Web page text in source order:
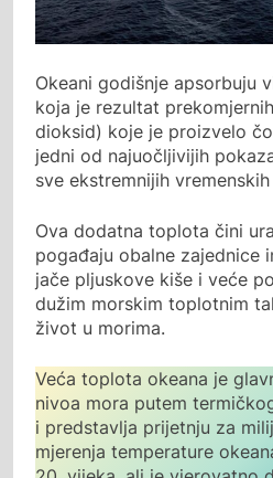
Okeani godišnje apsorbuju
koja je rezultat
dioksid) koje je proizvelo
jedni od najuočljivijih
sve ekstremnijih
Ova dodatna toplota čini
pogađaju obalne zajednice
jače pljuskove kiše i veće
dužim morskim toplotnim
život u morima.
Veća toplota okeana je
nivoa mora putem
i predstavlja prijetnju za
mjerenja temperature